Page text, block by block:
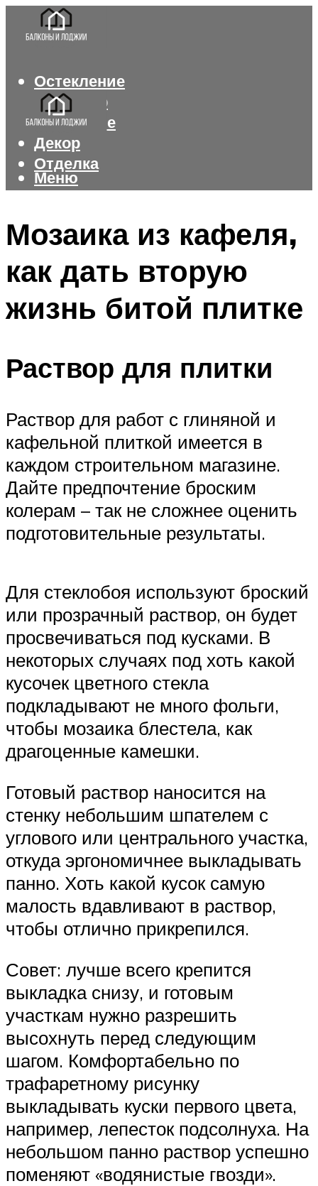
Остекление
Интерьер
Утепление
Декор
Отделка
Меню
Мозаика из кафеля,
как дать вторую
жизнь битой плитке
Раствор для плитки
Раствор для работ с глиняной и
кафельной плиткой имеется в
каждом строительном магазине.
Дайте предпочтение броским
колерам – так не сложнее оценить
подготовительные результаты.
Для стеклобоя используют броский
или прозрачный раствор, он будет
просвечиваться под кусками. В
некоторых случаях под хоть какой
кусочек цветного стекла
подкладывают не много фольги,
чтобы мозаика блестела, как
драгоценные камешки.
Готовый раствор наносится на
стенку небольшим шпателем с
углового или центрального участка,
откуда эргономичнее выкладывать
панно. Хоть какой кусок самую
малость вдавливают в раствор,
чтобы отлично прикрепился.
Совет: лучше всего крепится
выкладка снизу, и готовым
участкам нужно разрешить
высохнуть перед следующим
шагом. Комфортабельно по
трафаретному рисунку
выкладывать куски первого цвета,
например, лепесток подсолнуха. На
небольшом панно раствор успешно
поменяют «водянистые гвозди».